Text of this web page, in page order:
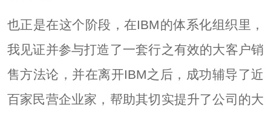
也正是在这个阶段，在IBM的体系化组织里，
我见证并参与打造了一套行之有效的大客户销
售方法论，并在离开IBM之后，成功辅导了近
百家民营企业家，帮助其切实提升了公司的大